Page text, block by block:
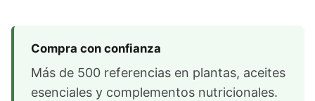
Compra con confianza
Más de 500 referencias en plantas, aceites
esenciales y complementos nutricionales.